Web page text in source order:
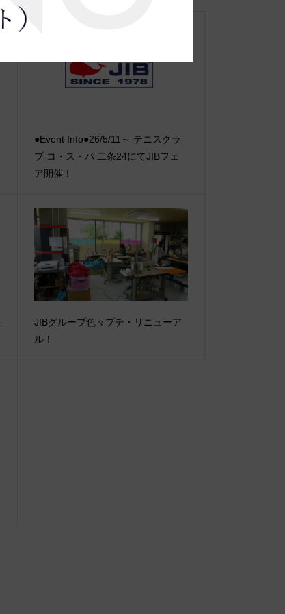
●Event Info●26/5/11～ テニスクラ
ブ コ・ス・パ 二条24にてJIBフェ
ア開催！
JIBグループ色々プチ・リニューア
ル！